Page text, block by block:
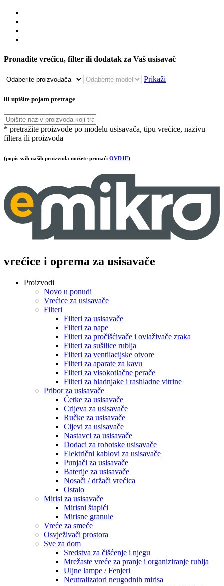
Pronađite vrećicu, filter ili dodatak za Vaš usisavač
Prikaži
ili upišite pojam pretrage
* pretražite proizvode po modelu usisavača, tipu vrećice, nazivu
filtera ili proizvoda
(popis svih naših proizvoda možete pronaći OVDJE)
vrećice i oprema za usisavače
Proizvodi
Novo u ponudi
Vrećice za usisavače
Filteri
Filteri za usisavače
Filteri za nape
Filteri za pročišćivače i ovlaživače zraka
Filteri za sušilice rublja
Filteri za ventilacijske otvore
Filteri za aparate za kavu
Filteri za visokotlačne perače
Filteri za hladnjake i rashladne vitrine
Pribor za usisavače
Četke za usisavače
Crijeva za usisavače
Ručke za usisavače
Cijevi za usisavače
Nastavci za usisavače
Dodaci za robotske usisavače
Električni kablovi za usisavače
Punjači za usisavače
Baterije za usisavače
Nosači / držači vrećica
Ostalo
Mirisi za usisavače
Mirisni štapići
Mirisne granule
Vreće za smeće
Osvježivači prostora
Sve za dom
Sredstva za čišćenje i njegu
Mrežaste vreće za pranje i organiziranje rublja
Uljne lampe / Fenjeri
Neutralizatori neugodnih mirisa